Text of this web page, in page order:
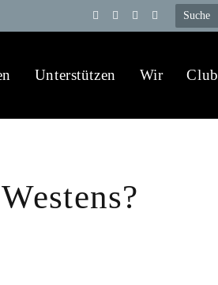
Telegram
YouTube
X
WhatsApp
Unterstützen Wir Club